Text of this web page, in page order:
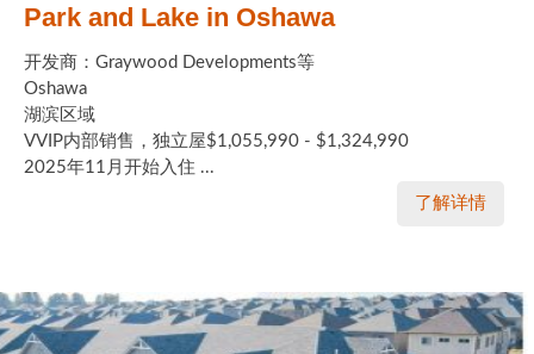
Park and Lake in Oshawa
开发商：Graywood Developments等
Oshawa
湖滨区域
VVIP内部销售，独立屋$1,055,990 - $1,324,990
2025年11月开始入住 ...
了解详情